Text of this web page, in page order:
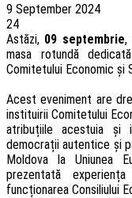
9 September 2024
24
Astăzi, 09 septembrie,
masa rotundă
Comitetului Economic și
Acest eveniment are
instituirii Comitetului
atribuțiile acestuia și
democrații autentice și
Moldova la Uniunea
prezentată
funcționarea Consiliului